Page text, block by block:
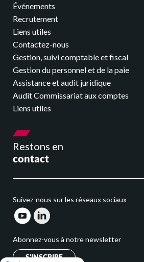
Nous rejoindre
Se connecter
Événements
Recrutement
Liens utiles
Contactez-nous
Gestion, suivi comptable et fiscal
Gestion du personnel et de la paie
Assistance et audit juridique
Audit Commissariat aux comptes
Liens utiles
Restons en
contact
Suivez-nous sur les réseaux sociaux
Abonnez-vous à notre newsletter
S'INSCRIRE